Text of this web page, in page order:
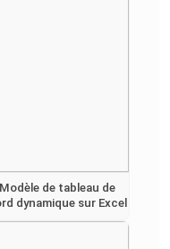
Modèle de tableau de
dynamique sur Excel